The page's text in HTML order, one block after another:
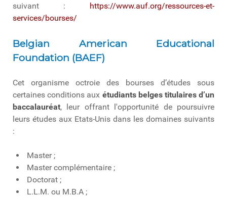
suivant : https://www.auf.org/ressources-et-
services/bourses/
Belgian American Educational
Foundation (BAEF)
Cet organisme octroie des bourses d’études sous
certaines conditions aux étudiants belges titulaires d’un
baccalauréat, leur offrant l'opportunité de poursuivre
leurs études aux Etats-Unis dans les domaines suivants
:
Master ;
Master complémentaire ;
Doctorat ;
L.L.M. ou M.B.A ;